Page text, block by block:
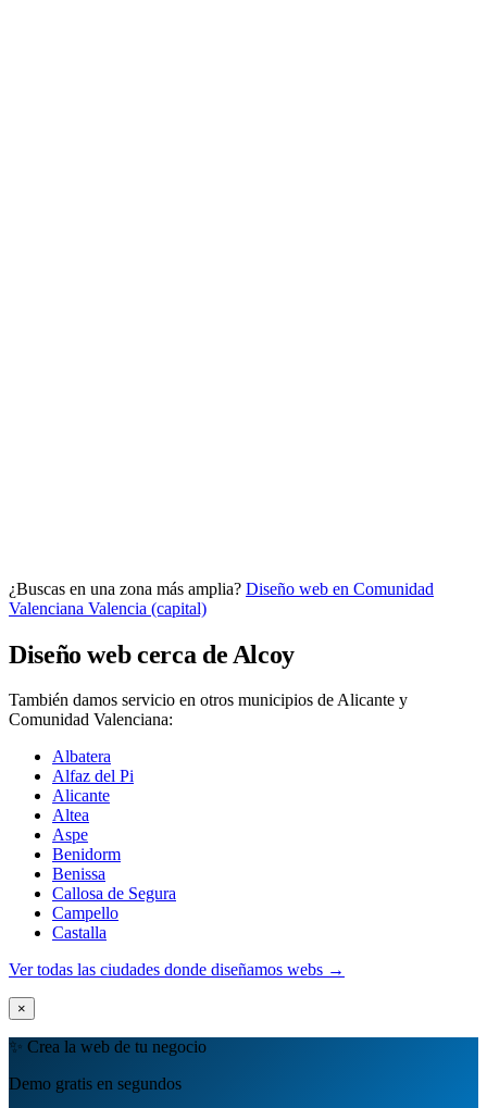
Quiero mi panel
¿Buscas en una zona más amplia? Diseño web en Comunidad
Valenciana Valencia (capital)
Diseño web cerca de Alcoy
También damos servicio en otros municipios de Alicante y
Comunidad Valenciana:
Albatera
Alfaz del Pi
Alicante
Altea
Aspe
Benidorm
Benissa
Callosa de Segura
Campello
Castalla
Ver todas las ciudades donde diseñamos webs →
×
✨ Crea la web de tu negocio
Demo gratis en segundos